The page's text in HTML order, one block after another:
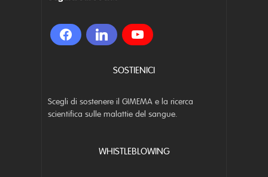
SOSTIENICI
Scegli di sostenere il GIMEMA e la ricerca
scientifica sulle malattie del sangue.
WHISTLEBLOWING